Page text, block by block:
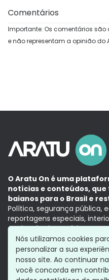
Comentários
Importante: Os comentários
e não representam a opinião do
O Aratu On é uma
notícias e conteúdos, que
baianos para o Brasil e
Política, segurança pública,
reportagens especiais,
Aqui, tudo vira notícia e a
com a credibilidade do
Grupo Aratu
Política de
Nós utilizamos cookies
personalizar a sua
nosso site. Ao continuar
você concorda em